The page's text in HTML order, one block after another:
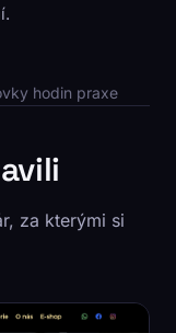
hodin praxe
za kterými si